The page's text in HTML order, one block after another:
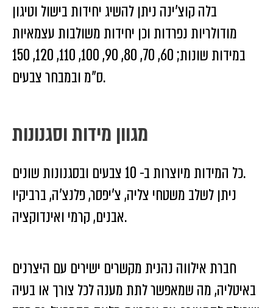
בלה קוצ’ינה ניתן להשיג יחידות בישול וטיגון
מודולריות נפרדות וכן יחידות משולבות עצמאיות
במידות שונות; 60, 70, 80, 90, 100, 110, 120, 150
ס”מ ובמבחר צבעים.
מגוון מידות וסגנונות
כל המידות מיוצרות ב- 10 צבעים ובסגנונות שונים.
ניתן לשלב משטחי צליה, צ’יפסר, פלנצ’ה, ברביקיו
אבנים, קרמי ואינדוקציה.
חברת אילווה נהנית מקשרים ישירים עם היצרנים
באיטליה, מה שמאפשר לתת מענה לכל צורך או בעיה